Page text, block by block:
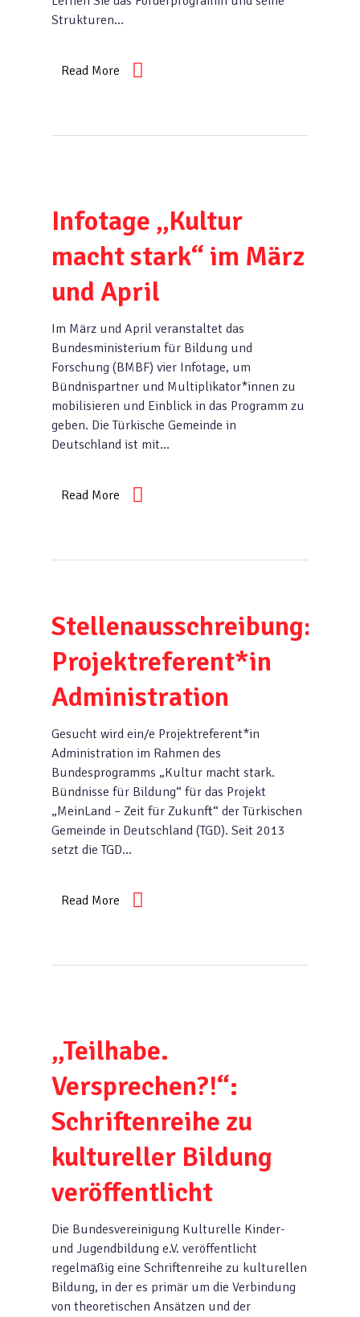
Strukturen…
Read More
Infotage „Kultur
macht stark“ im März
und April
Im März und April veranstaltet das
Bundesministerium für Bildung und
Forschung (BMBF) vier Infotage, um
Bündnispartner und Multiplikator*innen zu
mobilisieren und Einblick in das Programm zu
geben. Die Türkische Gemeinde in
Deutschland ist mit…
Read More
Stellenausschreibung:
Projektreferent*in
Administration
Gesucht wird ein/e Projektreferent*in
Administration im Rahmen des
Bundesprogramms „Kultur macht stark.
Bündnisse für Bildung“ für das Projekt
„MeinLand – Zeit für Zukunft“ der Türkischen
Gemeinde in Deutschland (TGD). Seit 2013
setzt die TGD…
Read More
„Teilhabe.
Versprechen?!“:
Schriftenreihe zu
kultureller Bildung
veröffentlicht
Die Bundesvereinigung Kulturelle Kinder-
und Jugendbildung e.V. veröffentlicht
regelmäßig eine Schriftenreihe zu kulturellen
Bildung, in der es primär um die Verbindung
von theoretischen Ansätzen und der